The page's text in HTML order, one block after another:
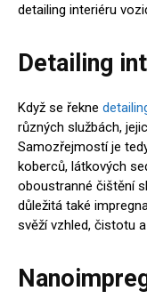
detailing interiéru
Detailing
Když se řekne
různých službách,
Samozřejmostí je
koberců, látkových
oboustranné čištění
důležitá také
svěží vzhled, čistotu